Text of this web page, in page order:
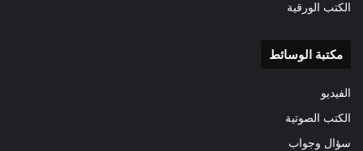
الكتب الورقية
مكتبة الوسائط
الفيديو
الكتب الصوتية
سؤال وجواب